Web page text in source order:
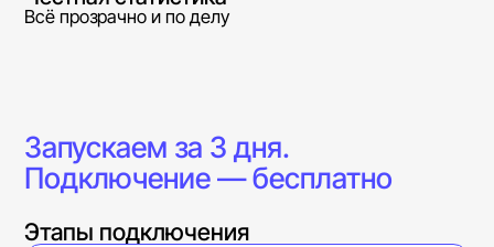
Всё прозрачно и по делу
Запускаем за 3 дня.
Подключение — бесплатно
Этапы подключения